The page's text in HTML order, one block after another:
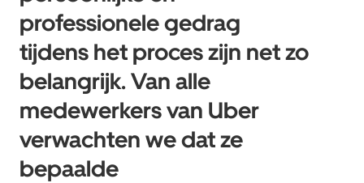
professionele gedrag
tijdens het proces zijn net zo
belangrijk. Van alle
medewerkers van Uber
verwachten we dat ze
bepaalde